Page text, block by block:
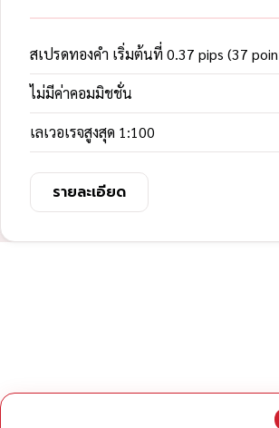
สเปรดทองคำ เริ่มต้นที่ 0.37 pips (37
ไม่มีค่าคอมมิชชั่น
เลเวอเรจสูงสุด 1:100
รายละเอียด